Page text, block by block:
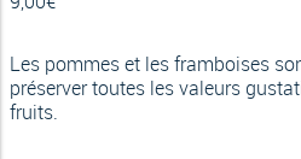
Les pommes et les framboises
préserver toutes les valeurs
fruits.